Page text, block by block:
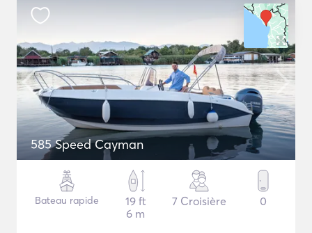
585 Speed Cayman
Bateau rapide
19 ft
6 m
7 Croisière 0